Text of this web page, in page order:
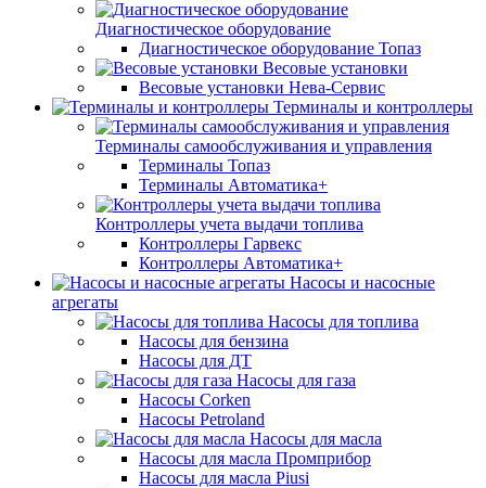
Диагностическое оборудование
Диагностическое оборудование Топаз
Весовые установки
Весовые установки Нева-Сервис
Терминалы и контроллеры
Терминалы самообслуживания и управления
Терминалы Топаз
Терминалы Автоматика+
Контроллеры учета выдачи топлива
Контроллеры Гарвекс
Контроллеры Автоматика+
Насосы и насосные
агрегаты
Насосы для топлива
Насосы для бензина
Насосы для ДТ
Насосы для газа
Насосы Corken
Насосы Petroland
Насосы для масла
Насосы для масла Промприбор
Насосы для масла Piusi